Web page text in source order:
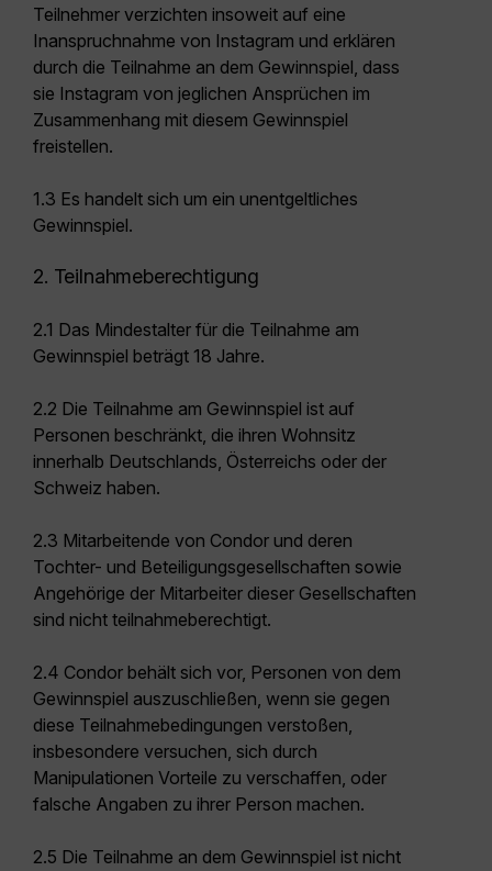
Teilnehmer verzichten insoweit auf eine
Inanspruchnahme von Instagram und erklären
durch die Teilnahme an dem Gewinnspiel, dass
sie Instagram von jeglichen Ansprüchen im
Zusammenhang mit diesem Gewinnspiel
freistellen.
1.3 Es handelt sich um ein unentgeltliches
Gewinnspiel.
2. Teilnahmeberechtigung
2.1 Das Mindestalter für die Teilnahme am
Gewinnspiel beträgt 18 Jahre.
2.2 Die Teilnahme am Gewinnspiel ist auf
Personen beschränkt, die ihren Wohnsitz
innerhalb Deutschlands, Österreichs oder der
Schweiz haben.
2.3 Mitarbeitende von Condor und deren
Tochter- und Beteiligungsgesellschaften sowie
Angehörige der Mitarbeiter dieser Gesellschaften
sind nicht teilnahmeberechtigt.
2.4 Condor behält sich vor, Personen von dem
Gewinnspiel auszuschließen, wenn sie gegen
diese Teilnahmebedingungen verstoßen,
insbesondere versuchen, sich durch
Manipulationen Vorteile zu verschaffen, oder
falsche Angaben zu ihrer Person machen.
2.5 Die Teilnahme an dem Gewinnspiel ist nicht